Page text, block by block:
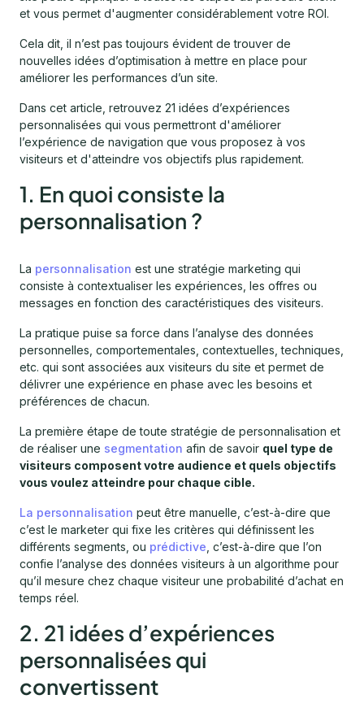
et vous permet d'augmenter considérablement votre ROI.
Cela dit, il n’est pas toujours évident de trouver de
nouvelles idées d’optimisation à mettre en place pour
améliorer les performances d’un site.
Dans cet article, retrouvez 21 idées d’expériences
personnalisées qui vous permettront d'améliorer
l’expérience de navigation que vous proposez à vos
visiteurs et d'atteindre vos objectifs plus rapidement.
1. En quoi consiste la
personnalisation ?
La personnalisation est une stratégie marketing qui
consiste à contextualiser les expériences, les offres ou
messages en fonction des caractéristiques des visiteurs.
La pratique puise sa force dans l’analyse des données
personnelles, comportementales, contextuelles, techniques,
etc. qui sont associées aux visiteurs du site et permet de
délivrer une expérience en phase avec les besoins et
préférences de chacun.
La première étape de toute stratégie de personnalisation et
de réaliser une segmentation afin de savoir quel type de
visiteurs composent votre audience et quels objectifs
vous voulez atteindre pour chaque cible.
La personnalisation peut être manuelle, c’est-à-dire que
c’est le marketer qui fixe les critères qui définissent les
différents segments, ou prédictive , c’est-à-dire que l’on
confie l’analyse des données visiteurs à un algorithme pour
qu’il mesure chez chaque visiteur une probabilité d’achat en
temps réel.
2. 21 idées d’expériences
personnalisées qui
convertissent